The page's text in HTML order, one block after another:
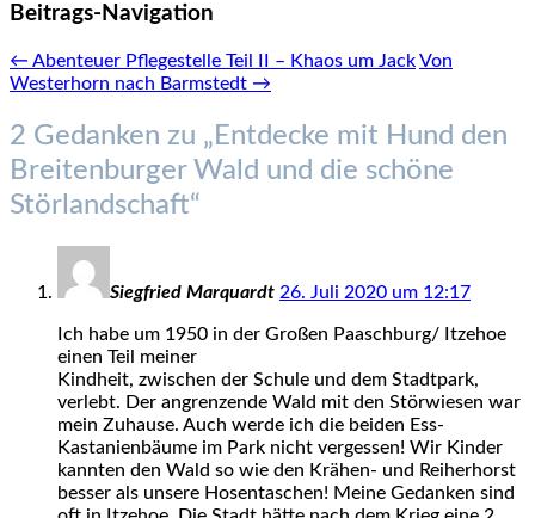
Beitrags-Navigation
← Abenteuer Pflegestelle Teil II – Khaos um JackVon
Westerhorn nach Barmstedt →
2 Gedanken zu „ Entdecke mit Hund den
Breitenburger Wald und die schöne
Störlandschaft“
Siegfried Marquardt 26. Juli 2020 um 12:17
Ich habe um 1950 in der Großen Paaschburg/ Itzehoe
einen Teil meiner
Kindheit, zwischen der Schule und dem Stadtpark,
verlebt. Der angrenzende Wald mit den Störwiesen war
mein Zuhause. Auch werde ich die beiden Ess-
Kastanienbäume im Park nicht vergessen! Wir Kinder
kannten den Wald so wie den Krähen- und Reiherhorst
besser als unsere Hosentaschen! Meine Gedanken sind